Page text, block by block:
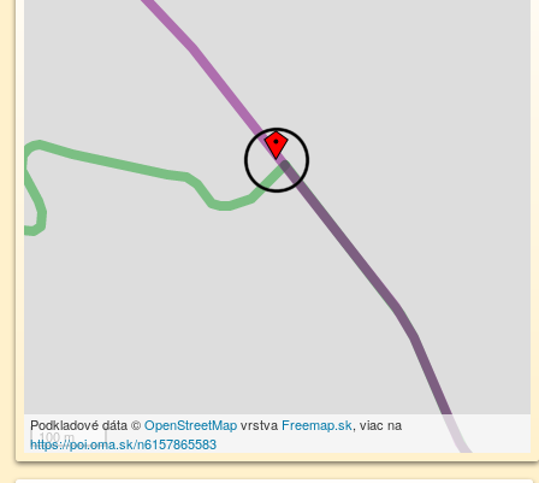
100 m
Podkladové dáta ©OpenStreetMapvrstva Freemap.sk, viac na
https://poi.oma.sk/n6157865583